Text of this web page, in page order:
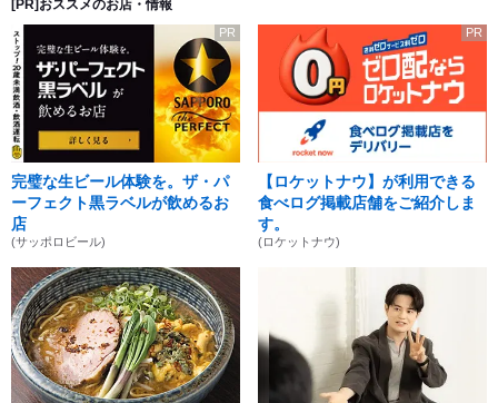
[PR]おススメのお店・情報
PR
完璧な生ビール体験を。ザ・パ
ーフェクト黒ラベルが飲めるお
店
(サッポロビール)
PR
【ロケットナウ】が利用できる
食べログ掲載店舗をご紹介しま
す。
(ロケットナウ)